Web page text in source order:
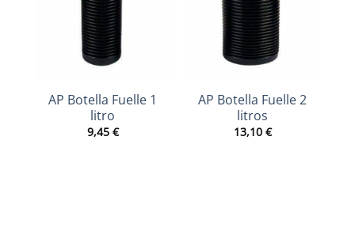
AP Botella Fuelle 1
litro
9,45 €
AP Botella Fuelle 2
litros
13,10 €